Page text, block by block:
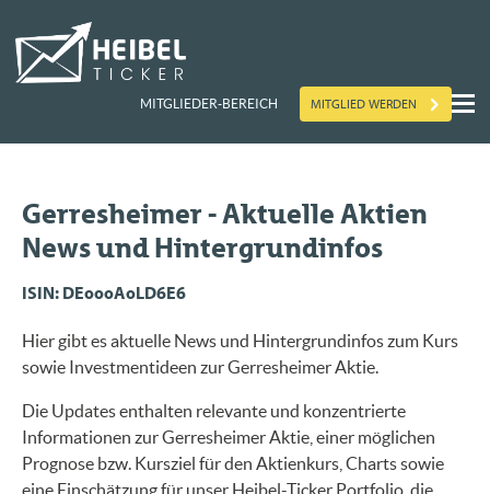
MITGLIEDER-BEREICH MITGLIED WERDEN
Gerresheimer - Aktuelle Aktien
News und Hintergrundinfos
ISIN: DE000A0LD6E6
Hier gibt es aktuelle News und Hintergrundinfos zum Kurs
sowie Investmentideen zur Gerresheimer Aktie.
Die Updates enthalten relevante und konzentrierte
Informationen zur Gerresheimer Aktie, einer möglichen
Prognose bzw. Kursziel für den Aktienkurs, Charts sowie
eine Einschätzung für unser Heibel-Ticker Portfolio, die